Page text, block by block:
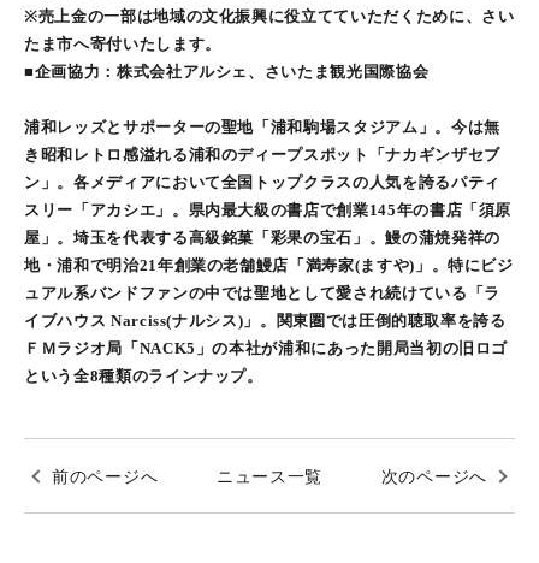
※売上金の一部は地域の文化振興に役立てていただくために、さい
たま市へ寄付いたします。
■企画協力：株式会社アルシェ、さいたま観光国際協会
浦和レッズとサポーターの聖地「浦和駒場スタジアム」。今は無
き昭和レトロ感溢れる浦和のディープスポット「ナカギンザセブ
ン」。各メディアにおいて全国トップクラスの人気を誇るパティ
スリー「アカシエ」。県内最大級の書店で創業145年の書店「須原
屋」。埼玉を代表する高級銘菓「彩果の宝石」。鰻の蒲焼発祥の
地・浦和で明治21年創業の老舗鰻店「満寿家(ますや)」。特にビジ
ュアル系バンドファンの中では聖地として愛され続けている「ラ
イブハウス Narciss(ナルシス)」。関東圏では圧倒的聴取率を誇る
ＦＭラジオ局「NACK5」の本社が浦和にあった開局当初の旧ロゴ
という全8種類のラインナップ。
前のページへ ニュース一覧 次のページへ